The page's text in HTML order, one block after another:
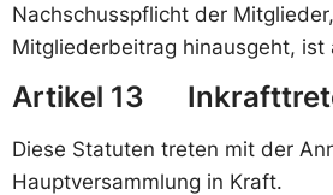
Nachschusspflicht der
Mitgliederbeitrag hinausgeht, ist
Artikel 13
Diese Statuten treten mit der
Hauptversammlung in Kraft.